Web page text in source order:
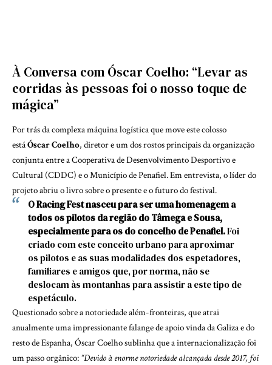
À Conversa com Óscar Coelho: “Levar as
corridas às pessoas foi o nosso toque de
mágica”
Por trás da complexa máquina logística que move este colosso
estáÓscar Coelho, diretor e um dos rostos principais da organização
conjunta entre a Cooperativa de Desenvolvimento Desportivo e
Cultural (CDDC) e o Município de Penafiel. Em entrevista, o líder do
projeto abriu o livro sobre o presente e o futuro do festival.
O Racing Fest nasceu para ser uma homenagem a
todos os pilotos da região do Tâmega e Sousa,
especialmente para os do concelho de Penafiel.Foi
criado com este conceito urbano para aproximar
os pilotos e as suas modalidades dos espetadores,
familiares e amigos que, por norma, não se
deslocam às montanhas para assistir a este tipo de
espetáculo.
Questionado sobre a notoriedade além-fronteiras, que atrai
anualmente uma impressionante falange de apoio vinda da Galiza e do
resto de Espanha, Óscar Coelho sublinha que a internacionalização foi
um passo orgânico: “Devido à enorme notoriedade alcançada desde 2017, foi